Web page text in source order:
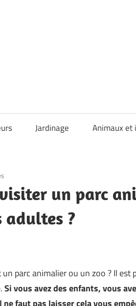
Jardinage Animaux et
un parc
adultes ?
parc animalier ou un zoo ? Il est
Si vous avez des enfants, vous